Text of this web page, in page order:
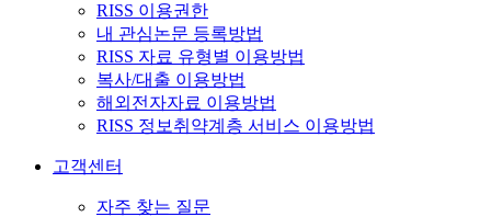
RISS 이용권한
내 관심논문 등록방법
RISS 자료 유형별 이용방법
복사/대출 이용방법
해외전자자료 이용방법
RISS 정보취약계층 서비스 이용방법
고객센터
자주 찾는 질문